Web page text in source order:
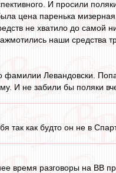
И просили
цена паренька
не хватило до самой
наши
фамилии Левандовски.
И не забили бы поляки
так как будто он не в
время разговоры на ВВ